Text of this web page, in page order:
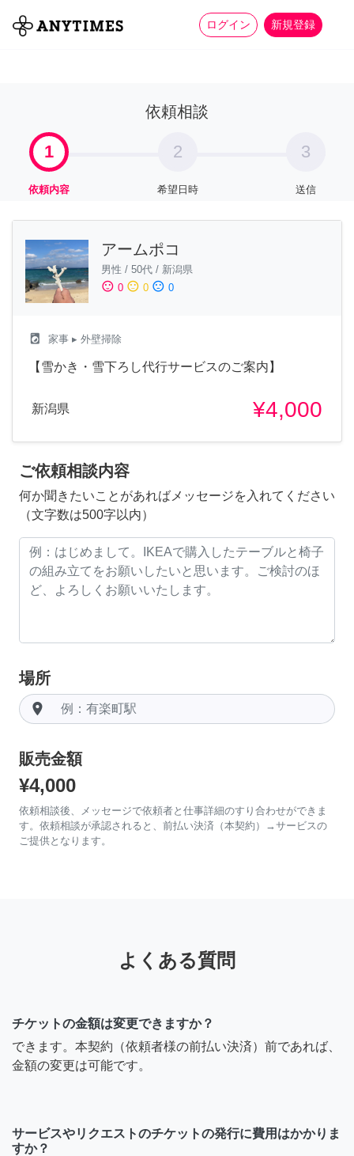
ログイン 新規登録
全て 家事 more_horiz
依頼相談
1
依頼内容
2
希望日時
3
送信
アームポコ
男性 / 50代 / 新潟県
sentiment_satisfied 0 sentiment_neutral 0 sentiment_dissatisfied 0
local_laundry_service 家事 ▸ 外壁掃除
【雪かき・雪下ろし代行サービスのご案内】
新潟県 ¥4,000
ご依頼相談内容
何か聞きたいことがあればメッセージを入れてください
（文字数は500字以内）
場所
room
販売金額
¥4,000
依頼相談後、メッセージで依頼者と仕事詳細のすり合わせができま
す。依頼相談が承認されると、前払い決済（本契約）→サービスの
ご提供となります。
よくある質問
チケットの金額は変更できますか？
できます。本契約（依頼者様の前払い決済）前であれば、
金額の変更は可能です。
サービスやリクエストのチケットの発行に費用はかかりま
すか？